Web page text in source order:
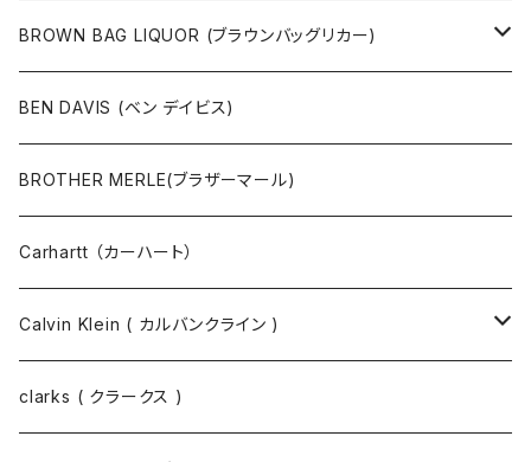
ポーチ
ベルト
その他
マスクコード
財布 / キーケース
キーホルダー / スマホスタンド
ジャケット・ブルゾン
コート
パンツ
パーカ
カットソー
パンツ
ジャケット・ブルゾン
コート
シャツ
BROWN BAG LIQUOR (ブラウンバッグリカー)
半袖Tシャツ
長袖Tシャツ
半袖シャツ
長袖シャツ
スウェット
BEN DAVIS (ベン デイビス)
BROTHER MERLE(ブラザーマール)
Carhartt （カーハート）
Calvin Klein ( カルバンクライン )
ジャケット
clarks ( クラークス )